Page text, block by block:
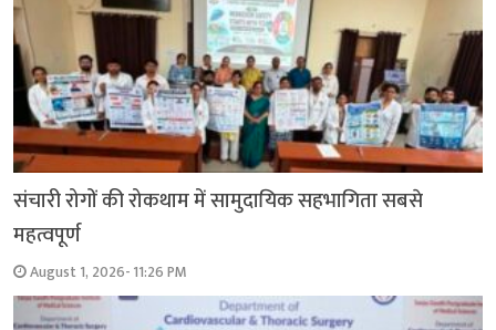
संचारी रोगों की रोकथाम में सामुदायिक सहभागिता सबसे
महत्वपूर्ण
August 1, 2026- 11:26 PM